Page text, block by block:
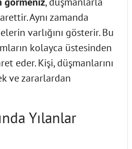
Aynı zamanda
varlığını gösterir. Bu
kolayca üstesinden
eder. Kişi, düşmanlarını
ve zararlardan
Yılanlar